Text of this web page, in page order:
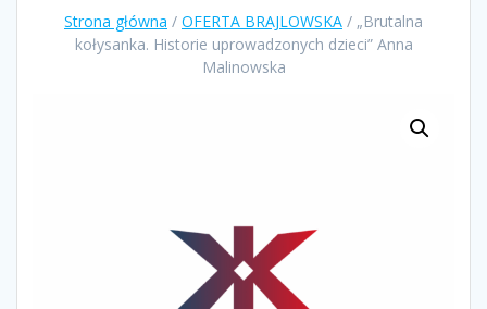
Strona główna / OFERTA BRAJLOWSKA / „Brutalna
kołysanka. Historie uprowadzonych dzieci” Anna
Malinowska